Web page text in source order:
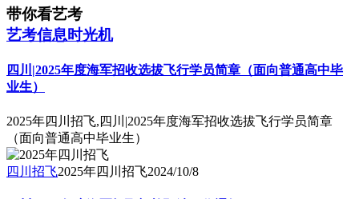
带你看艺考
艺考信息时光机
四川|2025年度海军招收选拔飞行学员简章（面向普通高中毕
业生）
2025年四川招飞,四川|2025年度海军招收选拔飞行学员简章
（面向普通高中毕业生）
四川招飞2025年四川招飞2024/10/8